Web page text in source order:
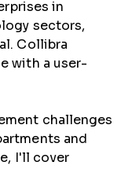
in
sectors,
Collibra
with a user-
challenges
and
I'll cover